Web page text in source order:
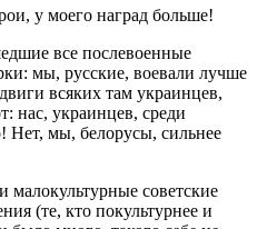
у моего наград больше!
все послевоенные
мы, русские, воевали лучше
всяких там украинцев,
нас, украинцев, среди
Нет, мы, белорусы, сильнее
малокультурные советские
(те, кто покультурнее и